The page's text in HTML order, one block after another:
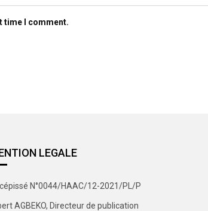
time I comment.
LEGALE
N°0044/HAAC/12-2021/PL/P
AGBEKO, Directeur de publication